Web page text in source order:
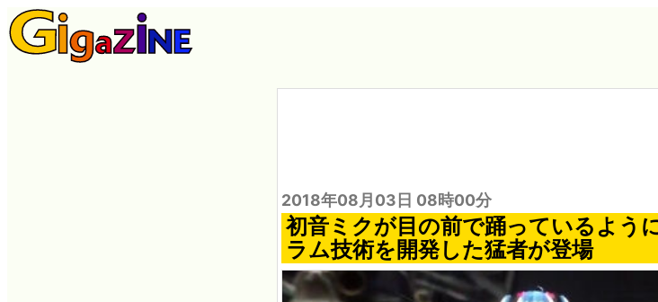
2018年08月03日 08時00分
初音ミクが目の前で踊っているよう
ラム技術を開発した猛者が登場